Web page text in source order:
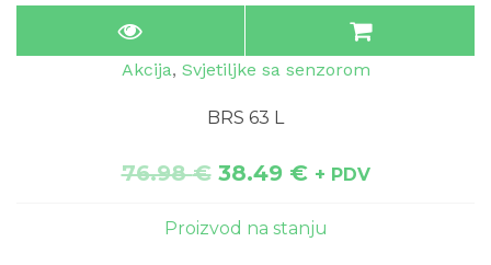
Akcija, Svjetiljke sa senzorom
BRS 63 L
76.98€ 38.49 € + PDV
Proizvod na stanju